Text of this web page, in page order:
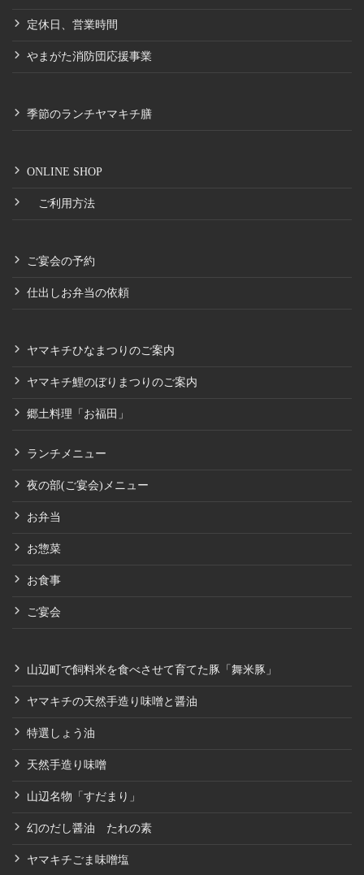
定休日、営業時間
やまがた消防団応援事業
季節のランチヤマキチ膳
ONLINE SHOP
ご利用方法
ご宴会の予約
仕出しお弁当の依頼
ヤマキチひなまつりのご案内
ヤマキチ鯉のぼりまつりのご案内
郷土料理「お福田」
ランチメニュー
夜の部(ご宴会)メニュー
お弁当
お惣菜
お食事
ご宴会
山辺町で飼料米を食べさせて育てた豚「舞米豚」
ヤマキチの天然手造り味噌と醤油
特選しょう油
天然手造り味噌
山辺名物「すだまり」
幻のだし醤油 たれの素
ヤマキチごま味噌塩